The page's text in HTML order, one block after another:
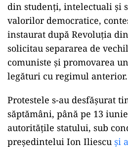
din studenți, intelectuali și
valorilor democratice,
instaurat după Revoluția
solicitau separarea de
comuniste și promovarea
legături cu regimul anterior.
Protestele s-au desfășurat
săptămâni, până pe 13
autoritățile statului, sub
președintelui Ion Iliescu și